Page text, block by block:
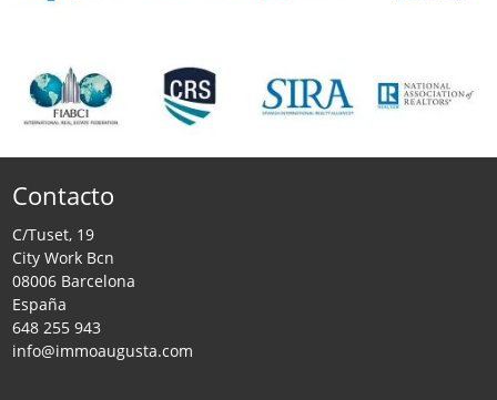
Contacto
C/Tuset, 19
City Work Bcn
08006 Barcelona
España
648 255 943
info@immoaugusta.com